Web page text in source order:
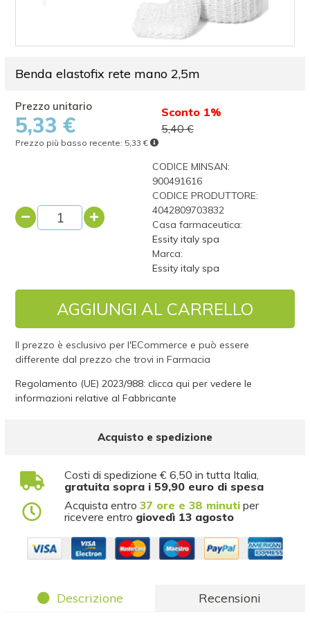
Benda elastofix rete mano 2,5m
5,33 €
Sconto 1%
5,40 €
Prezzo più basso recente: 5,33 €
CODICE MINSAN:
900491616
CODICE PRODUTTORE:
4042809703832
Casa farmaceutica:
Essity italy spa
Marca:
Essity italy spa
AGGIUNGI AL CARRELLO
Il prezzo è esclusivo per l'ECommerce e può essere
differente dal prezzo che trovi in Farmacia
Regolamento (UE) 2023/988: clicca qui per vedere le
informazioni relative al Fabbricante
Acquisto e spedizione
Costi di spedizione € 6,50 in tutta Italia,
gratuita sopra i 59,90 euro di spesa
Acquista entro37 ore e 38 minuti per
ricevere entro giovedì 13 agosto
Descrizione Recensioni